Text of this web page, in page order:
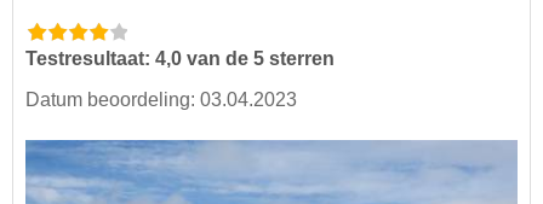
Testresultaat: 4,0 van de 5 sterren
Datum beoordeling: 03.04.2023